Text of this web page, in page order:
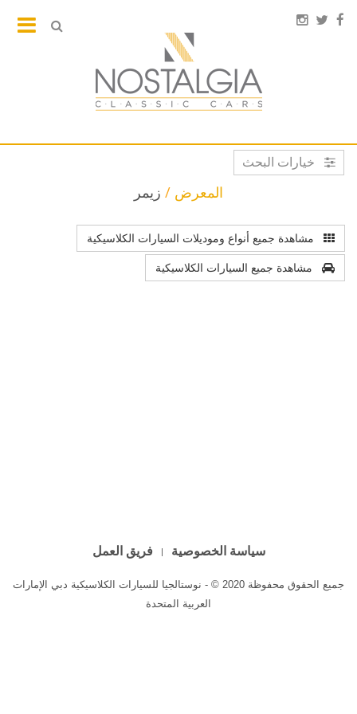
المعرض زيمر
خيارات البحث
مشاهدة جميع أنواع وموديلات السيارات الكلاسيكية
مشاهدة جميع السيارات الكلاسيكية
سياسة الخصوصية فريق العمل
جميع الحقوق محفوظة 2020 © - نوستالجيا للسيارات الكلاسيكية دبي الإمارات
العربية المتحدة